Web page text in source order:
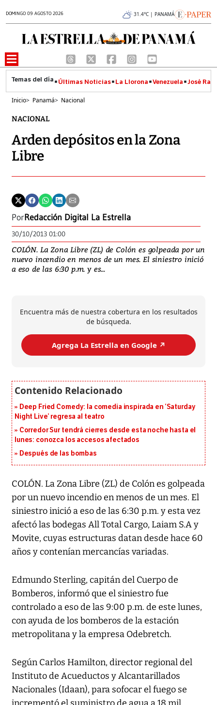
DOMINGO 09 AGOSTO 2026 31.4°C | PANAMÁ
Últimas Noticias La Llorona Venezuela José
Inicio> Panamá> Nacional
NACIONAL
Arden depósitos en la Zona
Libre
PorRedacción Digital La Estrella
30/10/2013 01:00
COLÓN. La Zona Libre (ZL) de Colón es golpeada por un
nuevo incendio en menos de un mes. El siniestro inició
a eso de las 6:30 p.m. y es...
Encuentra más de nuestra cobertura en los resultados
de búsqueda.
Agrega La Estrella en Google ↗️
Deep Fried Comedy: la comedia inspirada en ‘Saturday
Night Live’ regresa al teatro
Corredor Sur tendrá cierres desde esta noche hasta el
lunes: conozca los accesos afectados
Después de las bombas
COLÓN. La Zona Libre (ZL) de Colón es golpeada
por un nuevo incendio en menos de un mes. El
siniestro inició a eso de las 6:30 p.m. y esta vez
afectó las bodegas All Total Cargo, Laiam S.A y
Movite, cuyas estructuras datan desde hace 60
años y contenían mercancías variadas.
Edmundo Sterling, capitán del Cuerpo de
Bomberos, informó que el siniestro fue
controlado a eso de las 9:00 p.m. de este lunes,
con ayuda de los bomberos de la estación
metropolitana y la empresa Odebretch.
Según Carlos Hamilton, director regional del
Instituto de Acueductos y Alcantarillados
Nacionales (Idaan), para sofocar el fuego se